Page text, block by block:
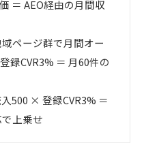
＝ AEO経由の月間収
ページ群で月間オー
録CVR3% ＝ 月60件の
500 × 登録CVR3% ＝
上乗せ